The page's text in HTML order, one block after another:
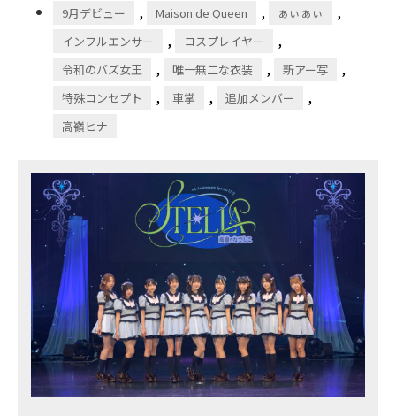
9月デビュー , Maison de Queen , ぁぃぁぃ ,
インフルエンサー , コスプレイヤー ,
令和のバズ⼥王 , 唯⼀無⼆な⾐装 , 新アー写 ,
特殊コンセプト , ⾞掌 , 追加メンバー ,
⾼嶺ヒナ